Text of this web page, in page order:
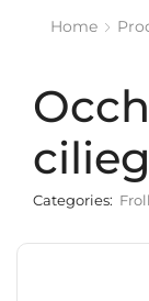
Home
Categories: